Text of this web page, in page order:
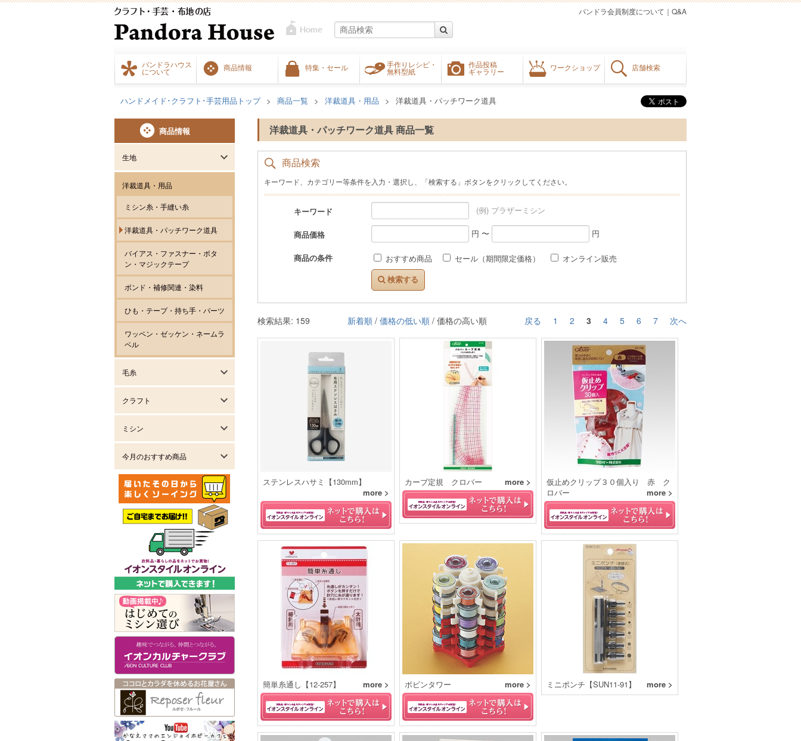
パンドラハウス
について
商品情報 特集・セール
手作りレシピ・
無料型紙
作品投稿
ギャラリー
ワークショップ 店舗検索
Q&A
｜
パンドラ会員制度について
ハンドメイド･クラフト･手芸用品トップ 商品一覧 洋裁道具・用品 洋裁道具・パッチワーク道具
洋裁道具・パッチワーク道具 商品一覧
商品検索
キーワード、カテゴリー等条件を入力・選択し、「検索する」ボタンをクリックしてください。
キーワード (例) ブラザーミシン
商品価格 円 〜 円
商品の条件 おすすめ商品 セール（期間限定価格） オンライン販売
検索する
検索結果: 159 戻る 1 2 3 4 5 6 7 次へ
新着順 / 価格の低い順 / 価格の高い順
ステンレスハサミ【130mm】
more >
カーブ定規 クロバー more >
仮止めクリップ３０個入り 赤 ク
ロバー
more >
簡単糸通し【12-257】 more > ボビンタワー more > ミニポンチ【SUN11-91】 more >
商品情報
生地
洋裁道具・用品
ミシン糸・手縫い糸
洋裁道具・パッチワーク道具
バイアス・ファスナー・ボタ
ン・マジックテープ
ボンド・補修関連・染料
ひも・テープ・持ち手・パーツ
ワッペン・ゼッケン・ネームラ
ベル
毛糸
クラフト
ミシン
今月のおすすめ商品